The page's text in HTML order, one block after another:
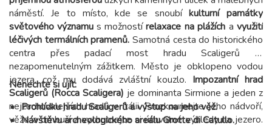
náměstí. Je to místo, kde se snoubí kulturní památky
světového významu s možnostírelaxace na plážích a využití
léčivých termálních pramenů. Samotná cesta do historického
centra přes padací most hradu Scaligerů je
nezapomenutelným zážitkem. Město je obklopeno vodou
jezera, což mu dodává zvláštní kouzlo. Impozantní hrad
Scaligerů (Rocca Scaligera) je dominanta Sirmione a jeden z
nejzachovalejších hradů v Itálii. Prozkoumejte jeho nádvoří,
věže a cimbuří a vychutnejte si úchvatné výhledy na jezero.
Nenechte si ujít:
Prohlídku hradu Scaligerů a výstup na jeho věž.
Návštěvu archeologického areálu Grotte di Catullo.